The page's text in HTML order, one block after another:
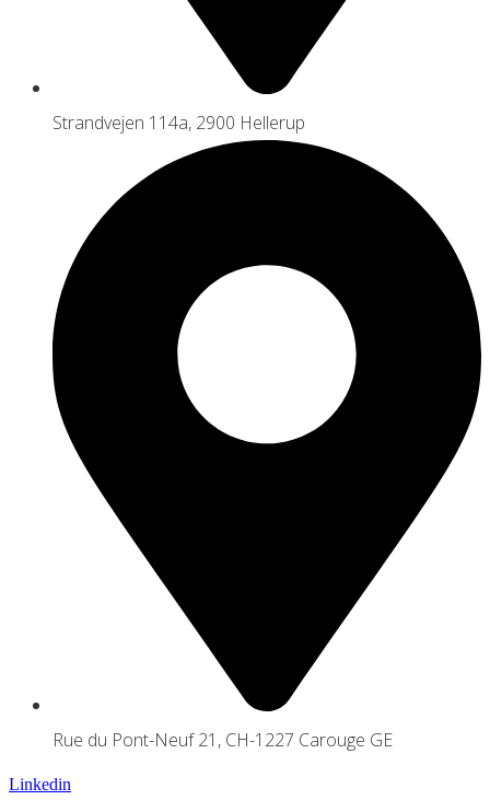
Strandvejen 114a, 2900 Hellerup
Rue du Pont-Neuf 21, CH-1227 Carouge GE
Linkedin